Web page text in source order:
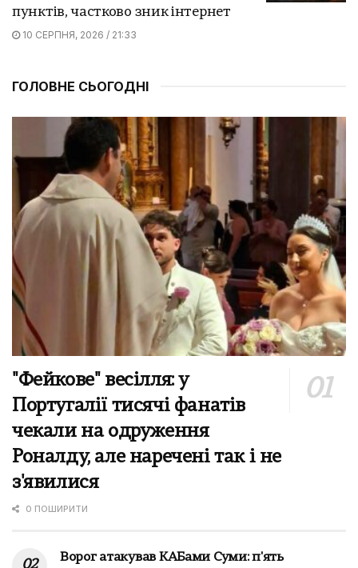
пунктів, частково зник інтернет
10 СЕРПНЯ, 2026 / 21:33
ГОЛОВНЕ СЬОГОДНІ
"Фейкове" весілля: у
Португалії тисячі фанатів
чекали на одруження
Роналду, але наречені так і не
з'явилися
0 ПОШИРИТИ
Ворог атакував КАБами Суми: п'ять